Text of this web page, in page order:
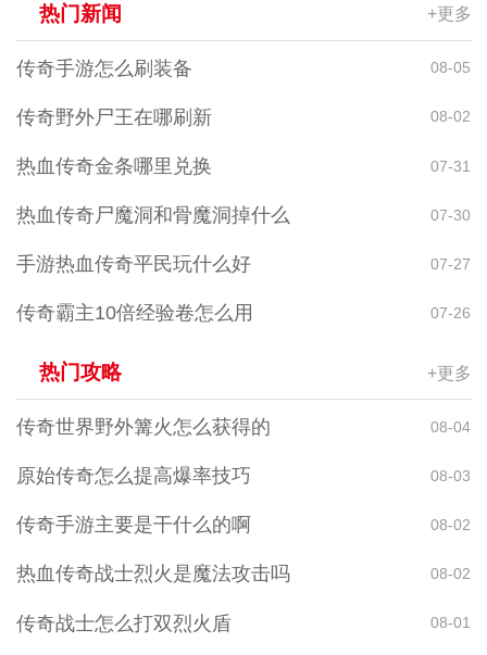
热门新闻 +更多
传奇手游怎么刷装备 08-05
传奇野外尸王在哪刷新 08-02
热血传奇金条哪里兑换 07-31
热血传奇尸魔洞和骨魔洞掉什么 07-30
手游热血传奇平民玩什么好 07-27
传奇霸主10倍经验卷怎么用 07-26
热门攻略 +更多
传奇世界野外篝火怎么获得的 08-04
原始传奇怎么提高爆率技巧 08-03
传奇手游主要是干什么的啊 08-02
热血传奇战士烈火是魔法攻击吗 08-02
传奇战士怎么打双烈火盾 08-01